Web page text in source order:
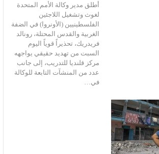
أطلق مدير وكالة الأمم المتحدة
لغوث وتشغيل اللاجئين
الفلسطينيين (الأونروا) في الضفة
الغربية والقدس المحتلة، رونالد
فريدريك، تحذيراً قوياً اليوم
السبت من تهديد حقيقي يواجهه
مركز قلنديا للتدريب، إلى جانب
عدد من المنشآت التابعة للوكالة
في…